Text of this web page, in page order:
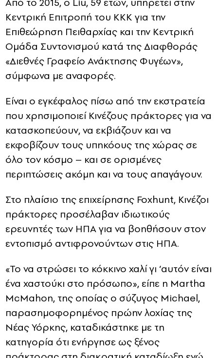
Κεντρική Επιτροπή του ΚΚΚ για την
Επιθεώρηση Πειθαρχίας και την Κεντρική
Ομάδα Συντονισμού κατά της Διαφθοράς
«Διεθνές Γραφείο Ανάκτησης Φυγέων»,
σύμφωνα με αναφορές.
Είναι ο εγκέφαλος πίσω από την εκστρατεία
που χρησιμοποιεί Κινέζους πράκτορες για να
κατασκοπεύουν, να εκβιάζουν και να
εκφοβίζουν τους υπηκόους της χώρας σε
όλο τον κόσμο – και σε ορισμένες
περιπτώσεις ακόμη και να τους απαγάγουν.
Στο πλαίσιο της επιχείρησης Foxhunt, Κινέζοι
πράκτορες προσέλαβαν ιδιωτικούς
ερευνητές των ΗΠΑ για να βοηθήσουν στον
εντοπισμό αντιφρονούντων στις ΗΠΑ.
«Το να στρώσει το κόκκινο χαλί γι ‘αυτόν είναι
ένα χαστούκι στο πρόσωπο», είπε η Martha
McMahon, της οποίας ο σύζυγος Michael,
παρασημοφορημένος πρώην λοχίας της
Νέας Υόρκης, καταδικάστηκε με τη
κατηγορία ότι ενήργησε ως ξένος